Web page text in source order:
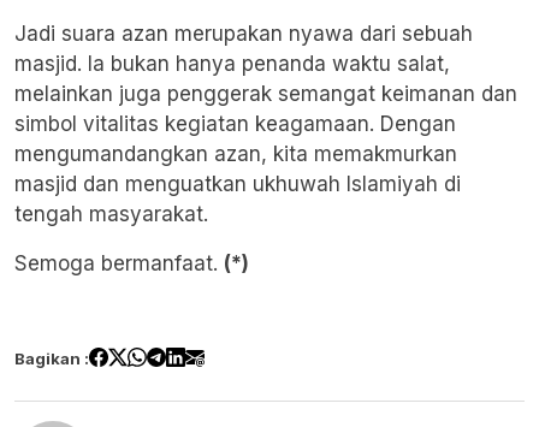
​Jadi suara azan merupakan nyawa dari sebuah
masjid. Ia bukan hanya penanda waktu salat,
melainkan juga penggerak semangat keimanan dan
simbol vitalitas kegiatan keagamaan. Dengan
mengumandangkan azan, kita memakmurkan
masjid dan menguatkan ukhuwah Islamiyah di
tengah masyarakat.
Semoga bermanfaat. (*)
Bagikan :